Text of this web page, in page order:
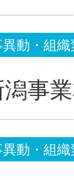
異動・組
潟事
異動・組